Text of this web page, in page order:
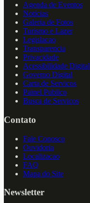
Agenda de Eventos
Noticias
Galeria de Fotos
Turismo e Lazer
Legislacao
Transparencia
Privacidade
Acessibilidade Digital
Governo Digital
Carta de Servicos
Painel Publico
Busca de Servicos
Contato
Fale Conosco
Ouvidoria
Localizacao
FAQ
Mapa do Site
Newsletter